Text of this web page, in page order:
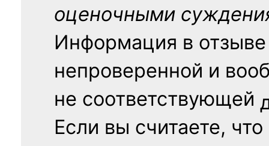
оценочными
Информация в
непроверенной и
не соответствующей
Если вы считаете, что